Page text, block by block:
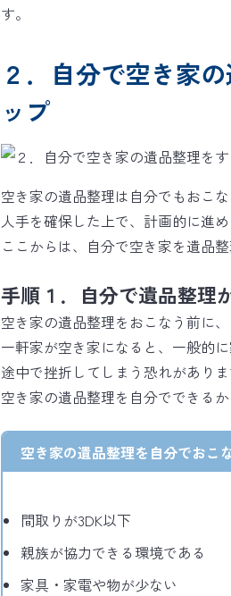
す。
２．自分で空き家
ップ
空き家の遺品整理は自分でもおこな
人手を確保した上で、計画的に進め
ここからは、自分で空き家を遺品
手順１．自分で遺品整理
空き家の遺品整理をおこなう前に
一軒家が空き家になると、一般的
途中で挫折してしまう恐れがありま
空き家の遺品整理を自分でできる
空き家の遺品整理を自分でおこ
間取りが3DK以下
親族が協力できる環境である
家具・家電や物が少ない